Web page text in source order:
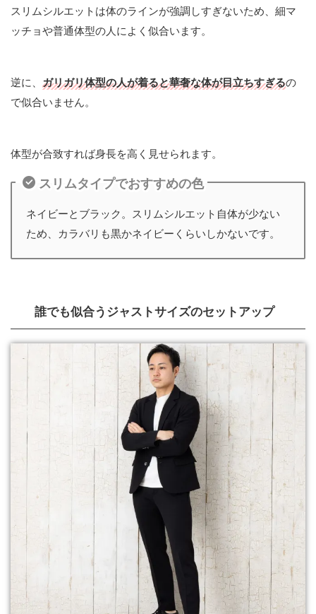
スリムシルエットは体のラインが強調しすぎないため、細マ
ッチョや普通体型の人によく似合います。
逆に、 ガリガリ体型の人が着ると華奢な体が目立ちすぎるの
で似合いません。
体型が合致すれば身長を高く見せられます。
スリムタイプでおすすめの色
ネイビーとブラック。スリムシルエット自体が少ない
ため、カラバリも黒かネイビーくらいしかないです。
誰でも似合うジャストサイズのセットアップ